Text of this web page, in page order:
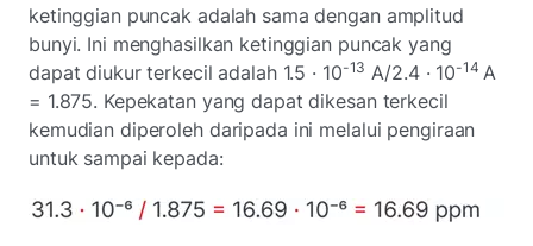
ketinggian puncak adalah sama dengan amplitud
bunyi. Ini menghasilkan ketinggian puncak yang
dapat diukur terkecil adalah 1.5 · 10-13 A/2.4 · 10-14 A
= 1.875. Kepekatan yang dapat dikesan terkecil
kemudian diperoleh daripada ini melalui pengiraan
untuk sampai kepada: